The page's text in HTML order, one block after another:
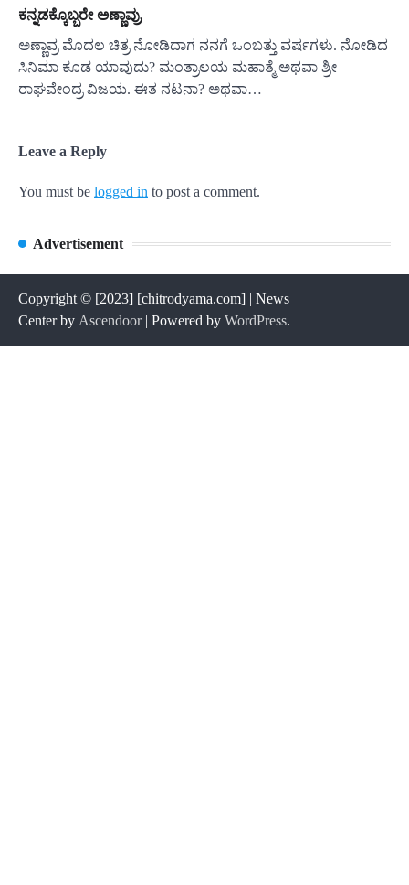
ಕನ್ನಡಕ್ಕೊಬ್ಬರೇ ಅಣ್ಣಾವ್ರು
ಅಣ್ಣಾವ್ರ ಮೊದಲ ಚಿತ್ರ ನೋಡಿದಾಗ ನನಗೆ ಒಂಬತ್ತು ವರ್ಷಗಳು. ನೋಡಿದ
ಸಿನಿಮಾ ಕೂಡ ಯಾವುದು? ಮಂತ್ರಾಲಯ ಮಹಾತ್ಮೆ ಅಥವಾ ಶ್ರೀ
ರಾಘವೇಂದ್ರ ವಿಜಯ. ಈತ ನಟನಾ? ಅಥವಾ…
Leave a Reply
You must be logged in to post a comment.
Advertisement
Copyright © [2023] [chitrodyama.com] | News
Center by Ascendoor| Powered by WordPress.